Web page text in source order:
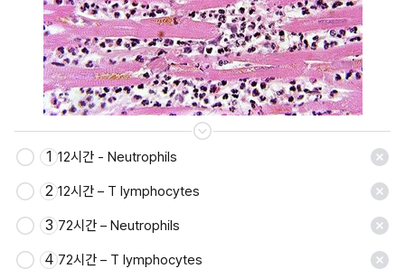
저장
1 12시간 - Neutrophils
2 12시간 – T lymphocytes
3 72시간 – Neutrophils
4 72시간 – T lymphocytes